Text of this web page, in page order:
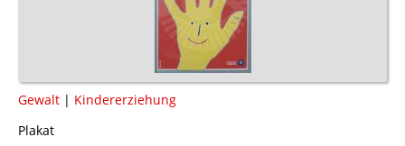
Gewalt | Kindererziehung
Plakat